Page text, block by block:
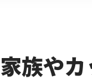
除 族や